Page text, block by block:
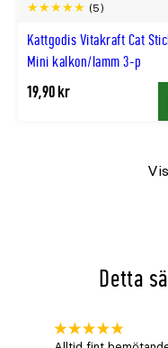
Kattgodis Vitakraft Cat
Mini kalkon/lamm 3-p
(5)
19,90 kr
Detta